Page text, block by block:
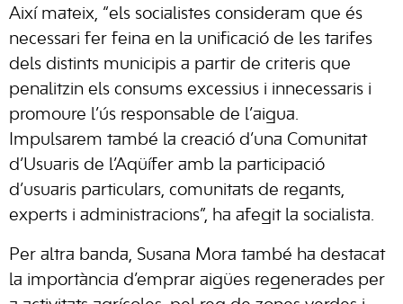
Així mateix, “els socialistes consideram que és
necessari fer feina en la unificació de les tarifes
dels distints municipis a partir de criteris que
penalitzin els consums excessius i innecessaris i
promoure l’ús responsable de l’aigua.
Impulsarem també la creació d’una Comunitat
d’Usuaris de l’Aqüífer amb la participació
d’usuaris particulars, comunitats de regants,
experts i administracions”, ha afegit la socialista.
Per altra banda, Susana Mora també ha destacat
la importància d’emprar aigües regenerades per